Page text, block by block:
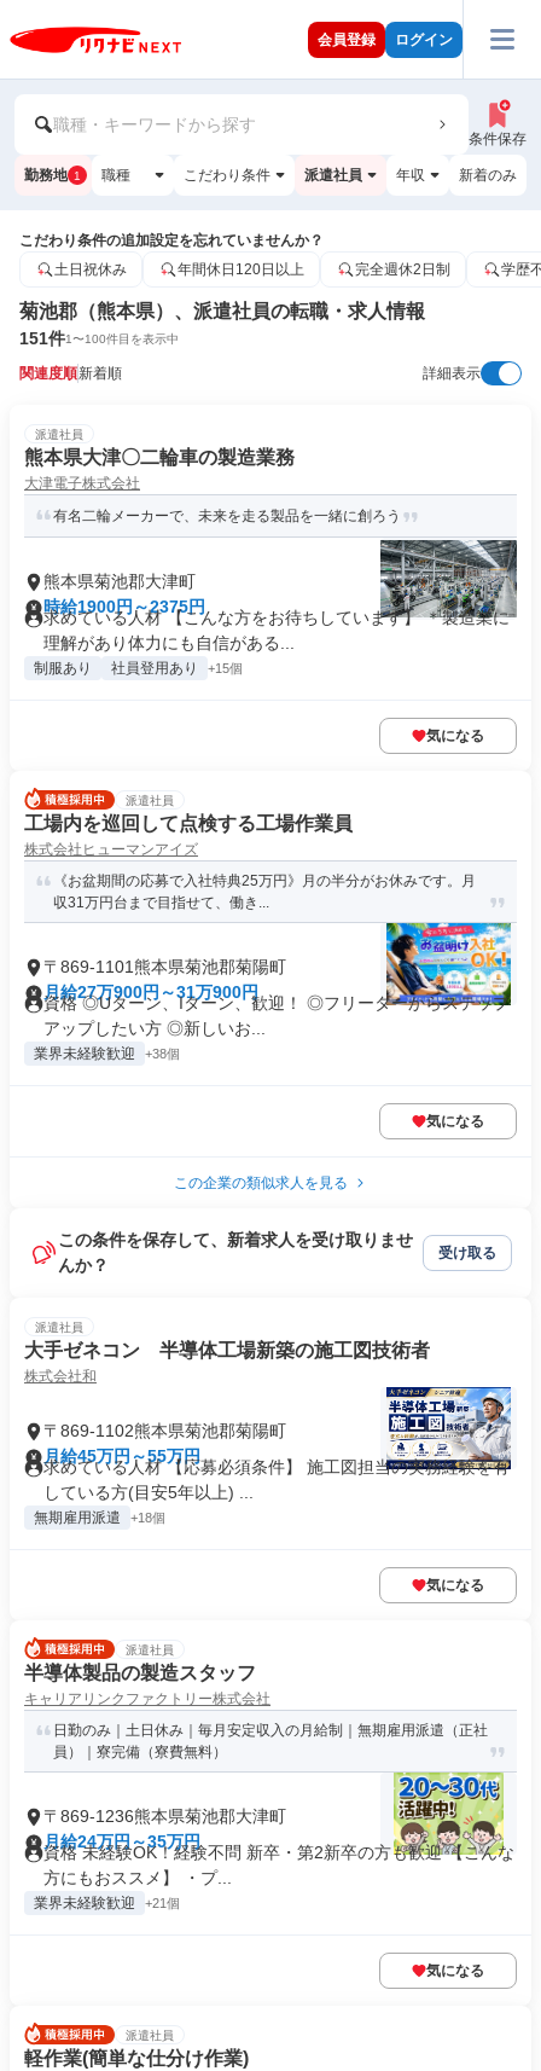
会員登録 ログイン
職種・キーワードから探す
条件保存
勤務地 1 職種 こだわり条件 派遣社員 年収 新着のみ
こだわり条件の追加設定を忘れていませんか？
土日祝休み
年間休日120日以上 完全週休2日制 学歴
菊池郡（熊本県）、派遣社員の転職・求人情報
151件1〜100件目を表示中
関連度順新着順 詳細表示
派遣社員
熊本県大津〇二輪車の製造業務
大津電子株式会社
有名二輪メーカーで、未来を走る製品を一緒に創ろう
熊本県菊池郡大津町
時給1900円～2375円
求めている人材 【こんな方をお待ちしています】 ＊製造業に
理解があり体力にも自信がある...
制服あり 社員登用あり +15個
気になる
派遣社員
工場内を巡回して点検する工場作業員
株式会社ヒューマンアイズ
《お盆期間の応募で入社特典25万円》月の半分がお休みです。月
収31万円台まで目指せて、働き...
〒869-1101熊本県菊池郡菊陽町
月給27万900円～31万900円
資格 ◎Uターン、Iターン、歓迎！ ◎フリーターからステップ
アップしたい方 ◎新しいお...
業界未経験歓迎 +38個
気になる
この企業の類似求人を見る
この条件を保存して、新着求人を受け取りませ
んか？
受け取る
派遣社員
大手ゼネコン 半導体工場新築の施工図技術者
株式会社和
〒869-1102熊本県菊池郡菊陽町
月給45万円～55万円
求めている人材 【応募必須条件】 施工図担当の実務経験を有
している方(目安5年以上) ...
無期雇用派遣 +18個
気になる
派遣社員
半導体製品の製造スタッフ
キャリアリンクファクトリー株式会社
日勤のみ｜土日休み｜毎月安定収入の月給制｜無期雇用派遣（正社
員）｜寮完備（寮費無料）
〒869-1236熊本県菊池郡大津町
月給24万円～35万円
資格 未経験OK！経験不問 新卒・第2新卒の方も歓迎 【こんな
方にもおススメ】 ・プ...
業界未経験歓迎 +21個
気になる
派遣社員
軽作業(簡単な仕分け作業)